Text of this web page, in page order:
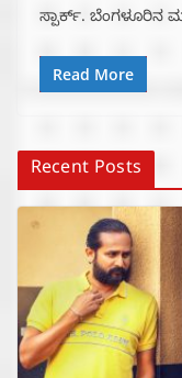
ಸ್ಪಾರ್ಕ್. ಬೆಂಗಳೂರಿನ
Read More
Recent Posts